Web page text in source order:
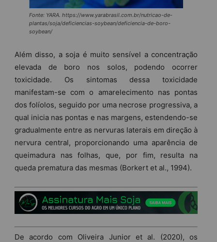
Fonte: YARA. https://www.yarabrasil.com.br/nutricao-de-
plantas/soja/deficiencias-soybean/deficiencia-de-boro-
soybean/
Além disso, a soja é muito sensível a concentração
elevada de boro nos solos, podendo ocorrer
toxicidade. Os sintomas dessa toxicidade
manifestam-se com o amarelecimento nas pontas
dos folíolos, seguido por uma necrose progressiva, a
qual inicia nas pontas e nas margens, estendendo-se
gradualmente entre as nervuras laterais em direção à
nervura central, proporcionando uma aparência de
queimadura nas folhas, que, por fim, resulta na
queda prematura das mesmas (Borkert et al., 1994).
De acordo com Oliveira Junior et al. (2020), os